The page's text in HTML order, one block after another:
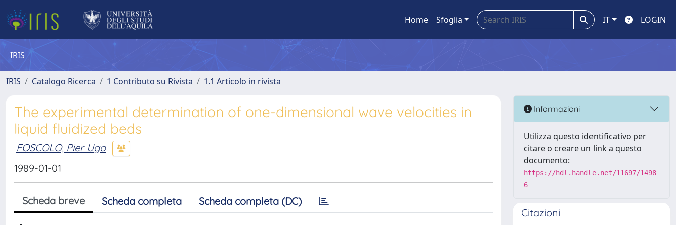
Home Sfoglia IT LOGIN
IRIS
IRIS Catalogo Ricerca 1 Contributo su Rivista 1.1 Articolo in rivista
The experimental determination of one-dimensional wave velocities in
liquid fluidized beds
FOSCOLO, Pier Ugo
1989-01-01
Scheda breve Scheda completa Scheda completa (DC)
Informazioni
Utilizza questo identificativo per
citare o creare un link a questo
documento:
https://hdl.handle.net/11697/1498
6
Citazioni